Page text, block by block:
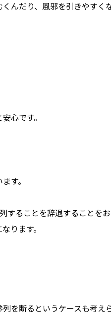
んだり、風邪を引きやすく
心です。
す。
ることを辞退することをお
ります。
を断るというケースも考えら